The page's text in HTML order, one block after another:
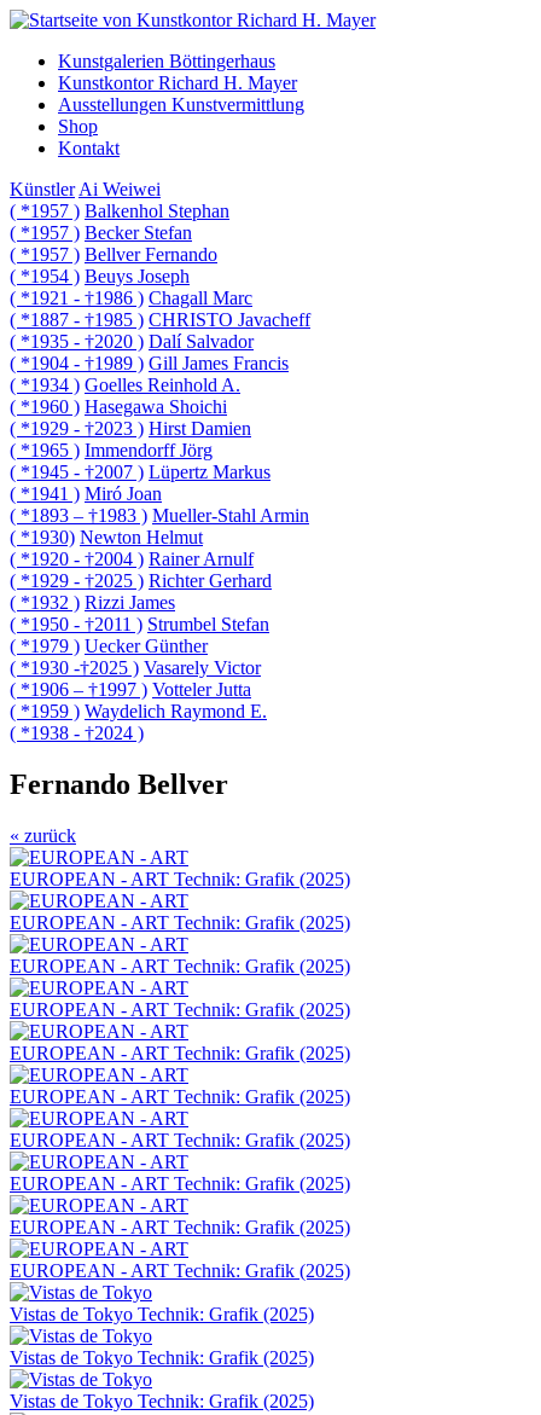
Kunstgalerien Böttingerhaus
Kunstkontor Richard H. Mayer
Ausstellungen Kunstvermittlung
Shop
Kontakt
Künstler Ai Weiwei
( *1957 ) Balkenhol Stephan
( *1957 ) Becker Stefan
( *1957 ) Bellver Fernando
( *1954 ) Beuys Joseph
( *1921 - †1986 ) Chagall Marc
( *1887 - †1985 ) CHRISTO Javacheff
( *1935 - †2020 ) Dalí Salvador
( *1904 - †1989 ) Gill James Francis
( *1934 ) Goelles Reinhold A.
( *1960 ) Hasegawa Shoichi
( *1929 - †2023 ) Hirst Damien
( *1965 ) Immendorff Jörg
( *1945 - †2007 ) Lüpertz Markus
( *1941 ) Miró Joan
( *1893 – †1983 ) Mueller-Stahl Armin
( *1930) Newton Helmut
( *1920 - †2004 ) Rainer Arnulf
( *1929 - †2025 ) Richter Gerhard
( *1932 ) Rizzi James
( *1950 - †2011 ) Strumbel Stefan
( *1979 ) Uecker Günther
( *1930 -†2025 ) Vasarely Victor
( *1906 – †1997 ) Votteler Jutta
( *1959 ) Waydelich Raymond E.
( *1938 - †2024 )
Fernando Bellver
« zurück
EUROPEAN - ART Technik: Grafik (2025)
EUROPEAN - ART Technik: Grafik (2025)
EUROPEAN - ART Technik: Grafik (2025)
EUROPEAN - ART Technik: Grafik (2025)
EUROPEAN - ART Technik: Grafik (2025)
EUROPEAN - ART Technik: Grafik (2025)
EUROPEAN - ART Technik: Grafik (2025)
EUROPEAN - ART Technik: Grafik (2025)
EUROPEAN - ART Technik: Grafik (2025)
EUROPEAN - ART Technik: Grafik (2025)
Vistas de Tokyo Technik: Grafik (2025)
Vistas de Tokyo Technik: Grafik (2025)
Vistas de Tokyo Technik: Grafik (2025)